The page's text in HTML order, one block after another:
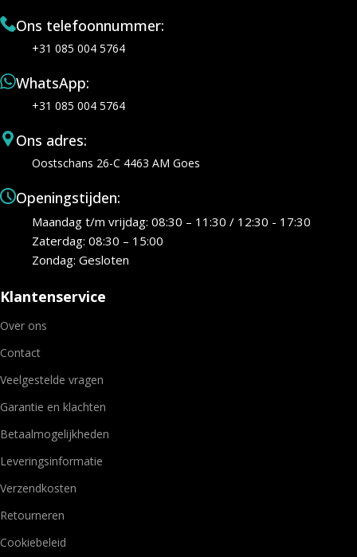
Ons telefoonnummer:
+31 085 004 5764
WhatsApp:
+31 085 004 5764
Ons adres:
Oostschans 26-C 4463 AM Goes
Openingstijden:
Maandag t/m vrijdag: 08:30 – 11:30 / 12:30 - 17:30
Zaterdag: 08:30 – 15:00
Zondag: Gesloten
Klantenservice
Over ons
Contact
Veelgestelde vragen
Garantie en klachten
Betaalmogelijkheden
Leveringsinformatie
Verzendkosten
Retourneren
Cookiebeleid